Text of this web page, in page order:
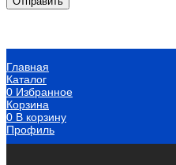
Главная
Каталог
0 Избранное
Корзина
0 В корзину
Профиль